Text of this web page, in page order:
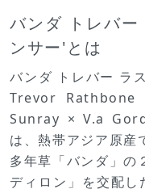
バンダ トレバ
ンサー'とは
バンダ トレバー ラ
Trevor
Sunray × V.a
は、熱帯アジア原産
多年草「バンダ」の
ディロン」を交配